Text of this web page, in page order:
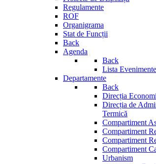
Regulamente
ROF
Organigrama
Stat de Funcții
Back
Agenda
Back
Lista Evenimente
Departamente
Back
Direcția
Direcția de
Termică
Compartiment
Compartiment
Compartiment
Compartiment
Urbanism